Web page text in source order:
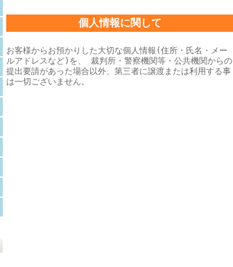
個人情報に関して
お客様からお預かりした大切な個人情報(住所・氏名・メー
ルアドレスなど)を、 裁判所・警察機関等・公共機関からの
提出要請があった場合以外、第三者に譲渡または利用する事
は一切ございません。